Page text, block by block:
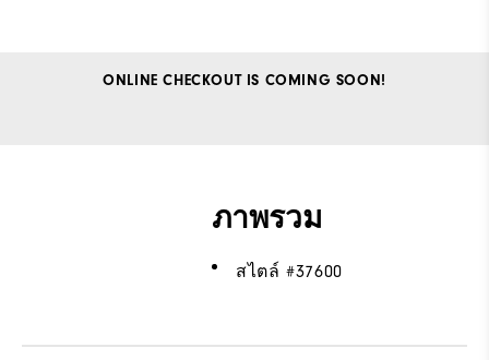
ONLINE CHECKOUT IS COMING SOON!
ภาพรวม
สไตล์ #37600